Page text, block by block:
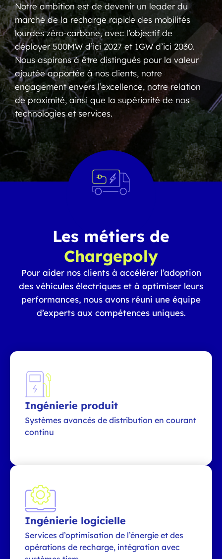
Notre ambition est de devenir un leader du
marché de la recharge rapide des mobilités
lourdes zéro-carbone, avec l’objectif de
déployer 500MW d’ici 2027 et 1GW d’ici 2030.
Nous aspirons à être distingués pour la valeur
ajoutée apportée à nos clients, notre
engagement envers l’excellence, notre relation
de proximité, ainsi que la supériorité de nos
technologies et services.
Les métiers de
Chargepoly
Pour aider nos clients à accélérer l’adoption
des véhicules électriques et à optimiser leurs
performances, nous avons réuni une équipe
d’experts aux compétences uniques.
Ingénierie produit
Systèmes avancés de distribution en courant
continu
Ingénierie logicielle
Services d’optimisation de l’énergie et des
opérations de recharge, intégration avec